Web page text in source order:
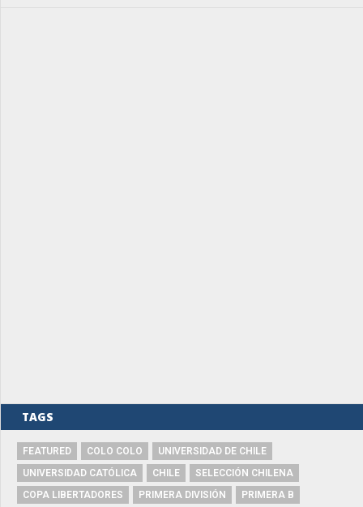
TAGS
FEATURED COLO COLO
UNIVERSIDAD DE CHILE
UNIVERSIDAD CATÓLICA
CHILE
SELECCIÓN CHILENA
COPA LIBERTADORES
PRIMERA DIVISIÓN
PRIMERA B